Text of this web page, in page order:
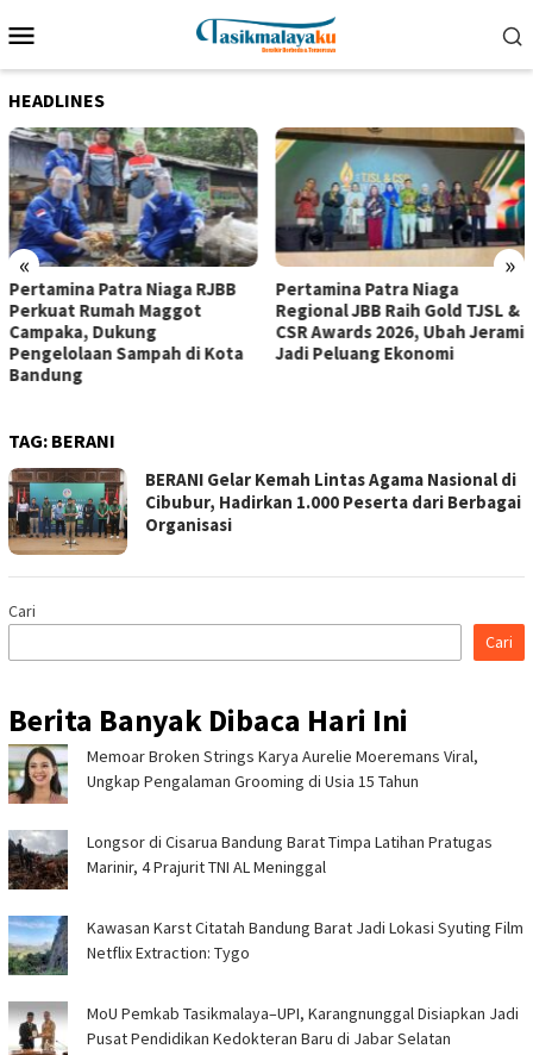
ke
Mobile
HEADLINES
« »
Pertamina Patra Niaga RJBB
Perkuat Rumah Maggot
Campaka, Dukung
Pengelolaan Sampah di Kota
Bandung
Pertamina Patra Niaga
Regional JBB Raih Gold TJSL &
CSR Awards 2026, Ubah Jerami
Jadi Peluang Ekonomi
TAG: BERANI
BERANI Gelar Kemah Lintas Agama Nasional di
Cibubur, Hadirkan 1.000 Peserta dari Berbagai
Organisasi
Cari
Cari
Berita Banyak Dibaca Hari Ini
Memoar Broken Strings Karya Aurelie Moeremans Viral,
Ungkap Pengalaman Grooming di Usia 15 Tahun
Longsor di Cisarua Bandung Barat Timpa Latihan Pra­tugas
Marinir, 4 Prajurit TNI AL Meninggal
Kawasan Karst Citatah Bandung Barat Jadi Lokasi Syuting Film
Netflix Extraction: Tygo
MoU Pemkab Tasikmalaya–UPI, Karangnunggal Disiapkan Jadi
Pusat Pendidikan Kedokteran Baru di Jabar Selatan